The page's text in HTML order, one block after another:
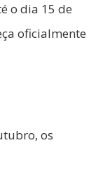
o dia 15 de
oficialmente
os